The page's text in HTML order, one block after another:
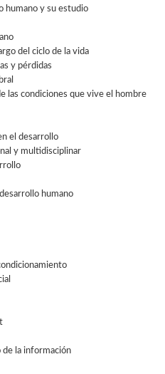
humano y su estudio
del ciclo de la vida
y pérdidas
las condiciones que vive el hombre
el desarrollo
y multidisciplinar
humano
la información